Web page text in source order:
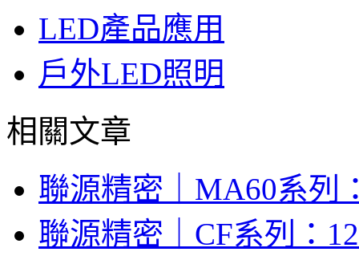
LED產品應用
戶外LED照明
相關文章
聯源精密｜MA60系列
聯源精密｜CF系列：